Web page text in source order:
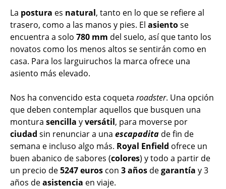
La postura es natural, tanto en lo que se refiere al
trasero, como a las manos y pies. El asientose
encuentra a solo 780 mm del suelo, así que tanto los
novatos como los menos altos se sentirán como en
casa. Para los larguiruchos la marca ofrece una
asiento más elevado.
Nos ha convencido esta coqueta roadster. Una opción
que deben contemplar aquellos que busquen una
montura sencilla yversátil, para moverse por
ciudad sin renunciar a una escapadita de fin de
semana e incluso algo más. Royal Enfield ofrece un
buen abanico de sabores (colores) y todo a partir de
un precio de5247 euros con 3 años degarantía y 3
años deasistencia en viaje.